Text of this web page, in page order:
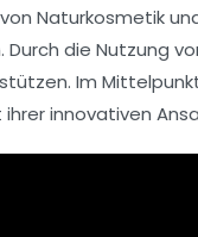
Naturkosmetik
Durch die Nutzung
Im
innovativen